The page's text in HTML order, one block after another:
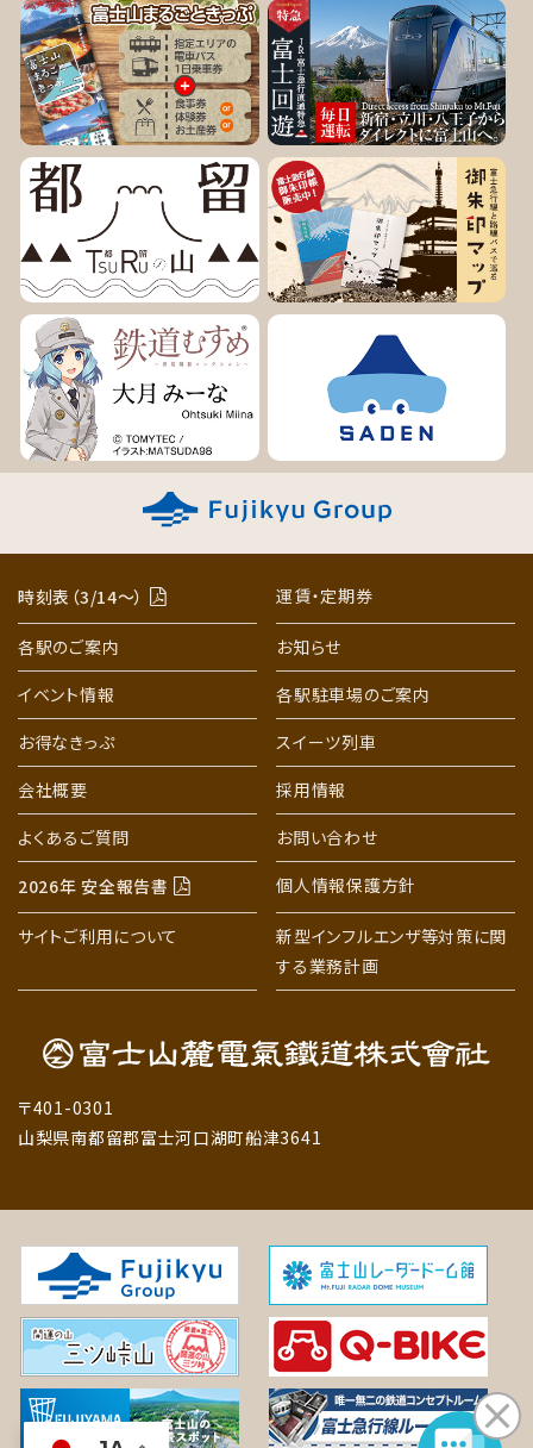
時刻表（3/14〜） 運賃・定期券
各駅のご案内
お知らせ
イベント情報
各駅駐車場のご案内
お得なきっぷ
スイーツ列車
会社概要
採用情報
よくあるご質問
お問い合わせ
2026年 安全報告書 個人情報保護方針
サイトご利用について
新型インフルエンザ等対策に関
する業務計画
〒401-0301
山梨県南都留郡富士河口湖町船津3641